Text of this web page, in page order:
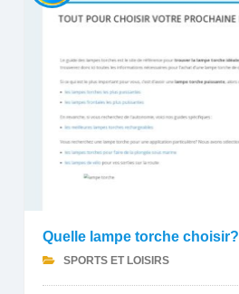
Quelle lampe torche choisir?
SPORTS ET LOISIRS